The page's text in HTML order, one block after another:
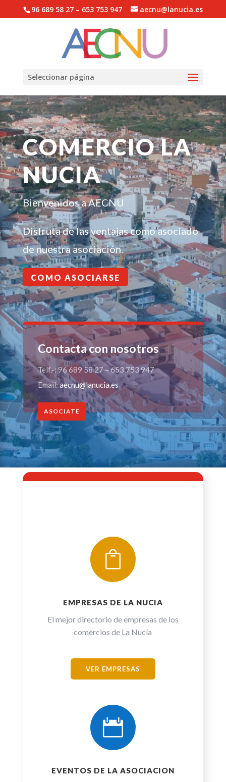
Abrir barra de herramientas
96 689 58 27 – 653 753 947 aecnu@lanucia.es
Seleccionar página
COMERCIO LA
NUCIA
Bienvenidos a AECNU
Disfruta de las ventajas como asociado
de nuestra asociación.
COMO ASOCIARSE
Contacta con nosotros
Telf.-: 96 689 58 27 – 653 753 947
Email:aecnu@lanucia.es
ASOCIATE

EMPRESAS DE LA NUCIA
El mejor directorio de empresas de los
comercios de La Nucía
VER EMPRESAS

EVENTOS DE LA ASOCIACION